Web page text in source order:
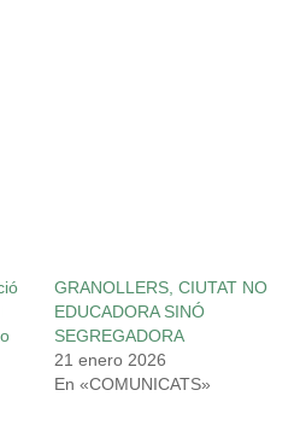
GRANOLLERS, CIUTAT NO
EDUCADORA SINÓ
SEGREGADORA
21 enero 2026
En «COMUNICATS»